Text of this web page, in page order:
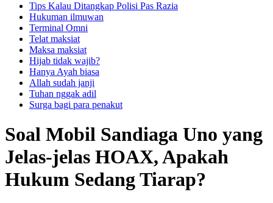
Tips Kalau Ditangkap Polisi Pas Razia
Hukuman ilmuwan
Terminal Omni
Telat maksiat
Maksa maksiat
Hijab tidak wajib?
Hanya Ayah biasa
Allah sudah janji
Tuhan nggak adil
Surga bagi para penakut
Soal Mobil Sandiaga Uno yang
Jelas-jelas HOAX, Apakah
Hukum Sedang Tiarap?